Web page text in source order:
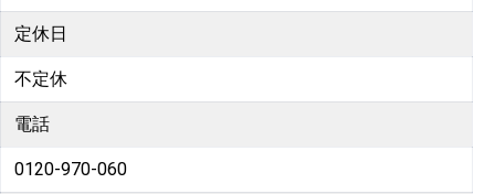
定休日
不定休
電話
0120-970-060